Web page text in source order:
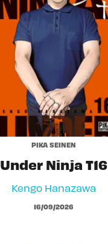
PIKA SEINEN
Under Ninja T16
Kengo Hanazawa
16/09/2026